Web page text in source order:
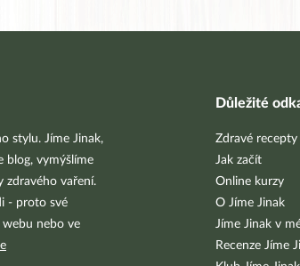
stylu. Jíme Jinak,
blog, vymýšlíme
zdravého vaření.
- proto své
webu nebo ve
Důležité
Zdravé recepty
Jak začít
Online kurzy
O Jíme Jinak
Jíme Jinak v
Recenze Jíme